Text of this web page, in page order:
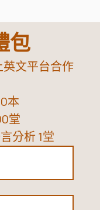
包
文平台合作
本
堂
分析 1堂